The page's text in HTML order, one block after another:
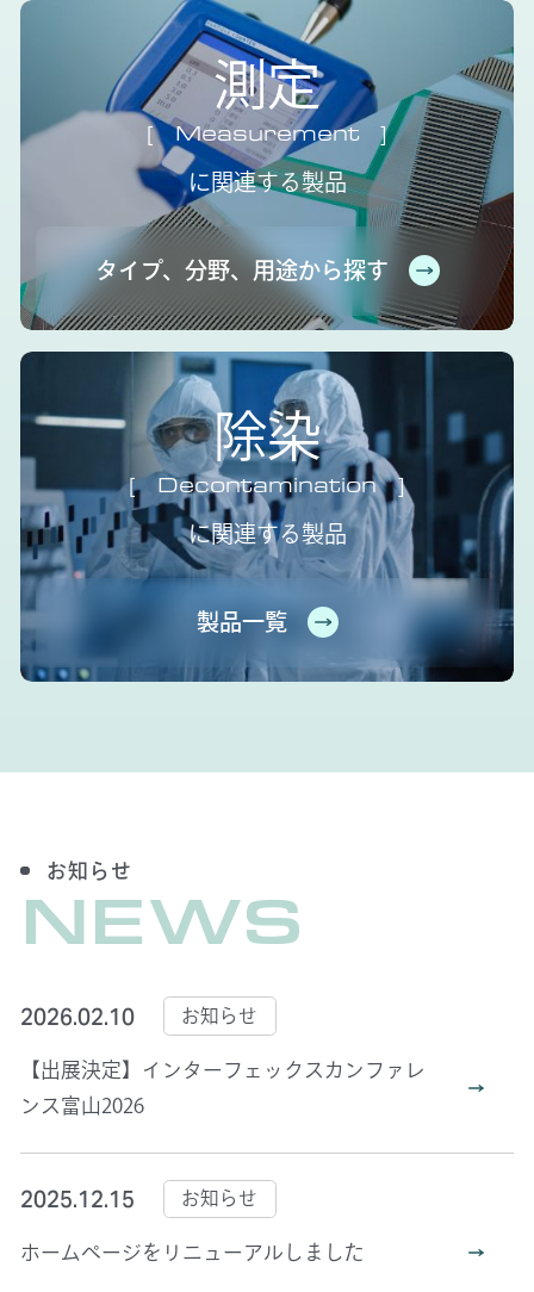
測定
Measurement
に関連する製品
タイプ、分野、用途から探す
除染
Decontamination
に関連する製品
製品一覧
お知らせ
NEWS
2026.02.10 お知らせ
【出展決定】インターフェックスカンファレ
ンス富山2026
2025.12.15 お知らせ
ホームページをリニューアルしました